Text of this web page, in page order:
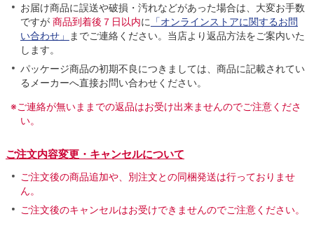
お届け商品に誤送や破損・汚れなどがあった場合は、大変お手数
ですが 商品到着後７日以内に 「オンラインストアに関するお問
い合わせ」
までご連絡ください。当店より返品方法をご案内いた
します。
パッケージ商品の初期不良につきましては、商品に記載されてい
るメーカーへ直接お問い合わせください。
※ご連絡が無いままでの返品はお受け出来ませんのでご注意くださ
い。
ご注文内容変更・キャンセルについて
ご注文後の商品追加や、別注文との同梱発送は行っておりませ
ん。
ご注文後のキャンセルはお受けできませんのでご注意ください。